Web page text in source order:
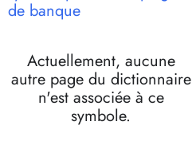
de banque
Actuellement, aucune
autre page du dictionnaire
n'est associée à ce
symbole.